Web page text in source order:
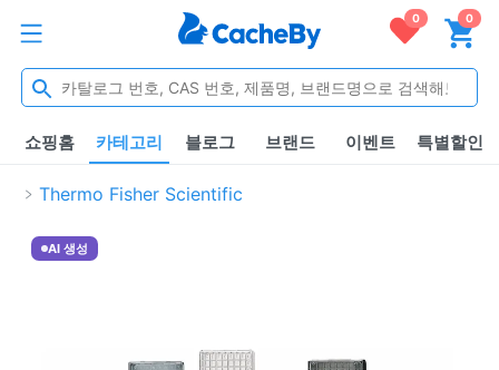
0 0
쇼핑홈 카테고리 블로그 브랜드 이벤트 특별할인
Thermo Fisher Scientific
AI 생성